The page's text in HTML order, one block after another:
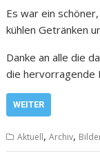
Es war ein
kühlen Getränken
Danke an alle die
die hervorragende
WEITER
Aktuell,Archiv,